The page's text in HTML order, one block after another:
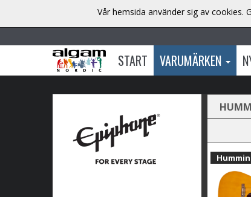
START VARUMÄRKEN
Vår hemsida använder sig av